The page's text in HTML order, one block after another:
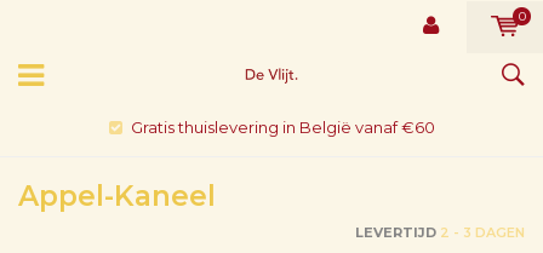
0
Gratis thuislevering in België vanaf €60
Appel-Kaneel
LEVERTIJD 2 - 3 DAGEN